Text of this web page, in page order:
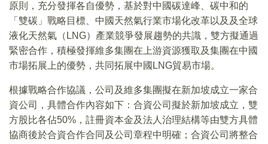
原則，充分發揮各自優勢，基於對中國碳達峰、碳中和的
「雙碳」戰略目標、中國天然氣行業市場化改革以及及全球
液化天然氣（LNG）產業競爭發展趨勢的共識，雙方擬通過
緊密合作，積極發揮維多集團在上游資源獲取及集團在中國
市場拓展上的優勢，共同拓展中國LNG貿易市場。
根據戰略合作協議，公司及維多集團擬在新加坡成立一家合
資公司，具體合作內容如下：合資公司擬於新加坡成立，雙
方股比各佔50%，註冊資本金及法人治理結構等由雙方具體
協商後於合資合作合同及公司章程中明確；合資公司將整合